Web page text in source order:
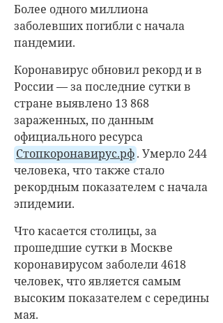
Более одного миллиона
заболевших погибли с начала
пандемии.
Коронавирус обновил рекорд и в
России — за последние сутки в
стране выявлено 13 868
зараженных, по данным
официального ресурса
Стопкоронавирус.рф. Умерло 244
человека, что также стало
рекордным показателем с начала
эпидемии.
Что касается столицы, за
прошедшие сутки в Москве
коронавирусом заболели 4618
человек, что является самым
высоким показателем с середины
мая.